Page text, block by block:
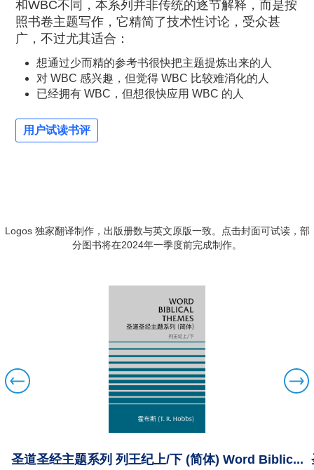
和WBC不同，本系列并非传统的逐节解释，而是按
照书卷主题写作，它精简了技术性讨论，受众甚
广，不过尤其适合：
想通过少而精的参考书很快把主题提炼出来的人
对 WBC 感兴趣，但觉得 WBC 比较难消化的人
已经拥有 WBC，但想很快应用 WBC 的人
用户试读书评
Logos 独家翻译制作，出版册数与英文原版一致。点击封面可试读，部
分图书将在2024年一季度前完成制作。
圣道圣经主题系列 列王纪上/下 (简体) Word Biblic...